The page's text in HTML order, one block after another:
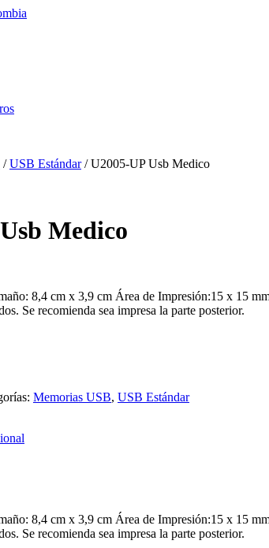
/USB Estándar/ U2005-UP Usb Medico
Medico
8,4 cm x 3,9 cm Área de Impresión:15 x 15
Se recomienda sea impresa la parte posterior.
Memorias USB, USB Estándar
8,4 cm x 3,9 cm Área de Impresión:15 x 15
Se recomienda sea impresa la parte posterior.